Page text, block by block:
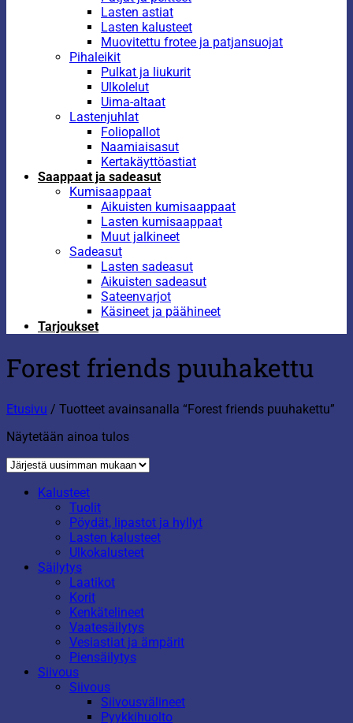
Lasten astiat
Lasten kalusteet
Muovitettu frotee ja patjansuojat
Pihaleikit
Pulkat ja liukurit
Ulkolelut
Uima-altaat
Lastenjuhlat
Foliopallot
Naamiaisasut
Kertakäyttöastiat
Saappaat ja sadeasut
Kumisaappaat
Aikuisten kumisaappaat
Lasten kumisaappaat
Muut jalkineet
Sadeasut
Lasten sadeasut
Aikuisten sadeasut
Sateenvarjot
Käsineet ja päähineet
Tarjoukset
Forest friends puuhakettu
Etusivu / Tuotteet avainsanalla “Forest friends puuhakettu”
Näytetään ainoa tulos
Kalusteet
Tuolit
Pöydät, lipastot ja hyllyt
Lasten kalusteet
Ulkokalusteet
Säilytys
Laatikot
Korit
Kenkätelineet
Vaatesäilytys
Vesiastiat ja ämpärit
Piensäilytys
Siivous
Siivous
Siivousvälineet
Pyykkihuolto